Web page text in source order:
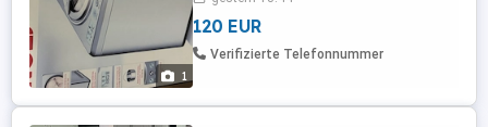
1
120 EUR
Verifizierte Telefonnummer